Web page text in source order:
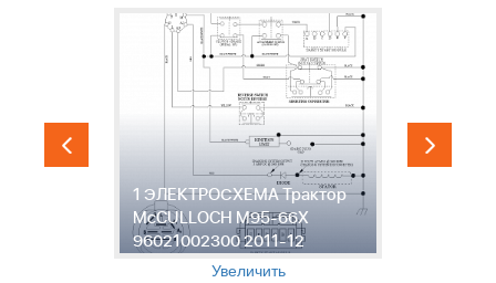
1 ЭЛЕКТРОСХЕМА Трактор
McCULLOCH M95-66X
96021002300 2011-12
Увеличить